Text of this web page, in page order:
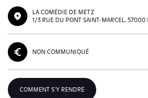
LA COMÉDIE DE METZ
1/3 RUE DU PONT SAINT-MARCEL, 57000
NON COMMUNIQUÉ
COMMENT S'Y RENDRE